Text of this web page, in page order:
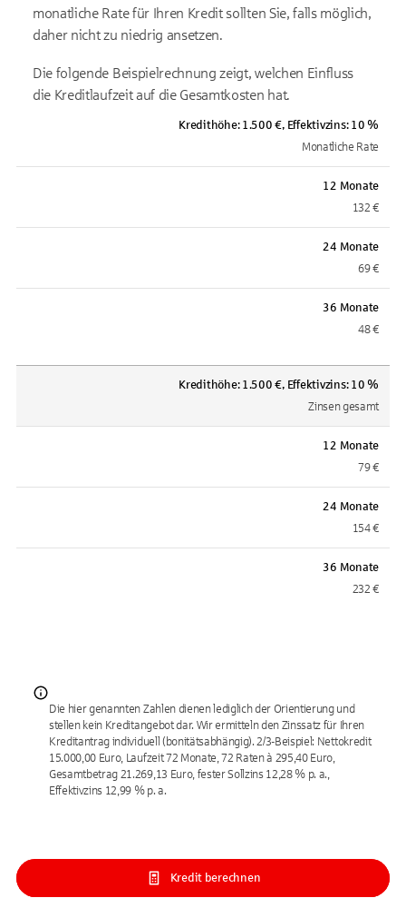
monatliche Rate für Ihren Kredit sollten Sie, falls möglich,
daher nicht zu niedrig ansetzen.
Die folgende Beispielrechnung zeigt, welchen Einfluss
die Kreditlaufzeit auf die Gesamtkosten hat.
Kredithöhe: 1.500 €, Effektivzins: 10 %
Monatliche Rate
12 Monate
132 €
24 Monate
69 €
36 Monate
48 €
Kredithöhe: 1.500 €, Effektivzins: 10 %
Zinsen gesamt
12 Monate
79 €
24 Monate
154 €
36 Monate
232 €
Die hier genannten Zahlen dienen lediglich der Orientierung und
stellen kein Kreditangebot dar. Wir ermitteln den Zinssatz für Ihren
Kreditantrag individuell (bonitätsabhängig). 2/3-Beispiel: Nettokredit
15.000,00 Euro, Laufzeit 72 Monate, 72 Raten à 295,40 Euro,
Gesamtbetrag 21.269,13 Euro, fester Sollzins 12,28 % p. a.,
Effektivzins 12,99 % p. a.
Kredit berechnen